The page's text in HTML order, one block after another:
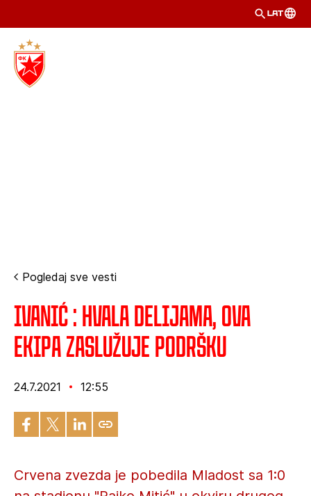
LAT
Pogledaj sve vesti
Ivanić : Hvala Delijama, ova
ekipa zaslužuje podršku
24.7.2021 12:55
Crvena zvezda je pobedila Mladost sa 1:0